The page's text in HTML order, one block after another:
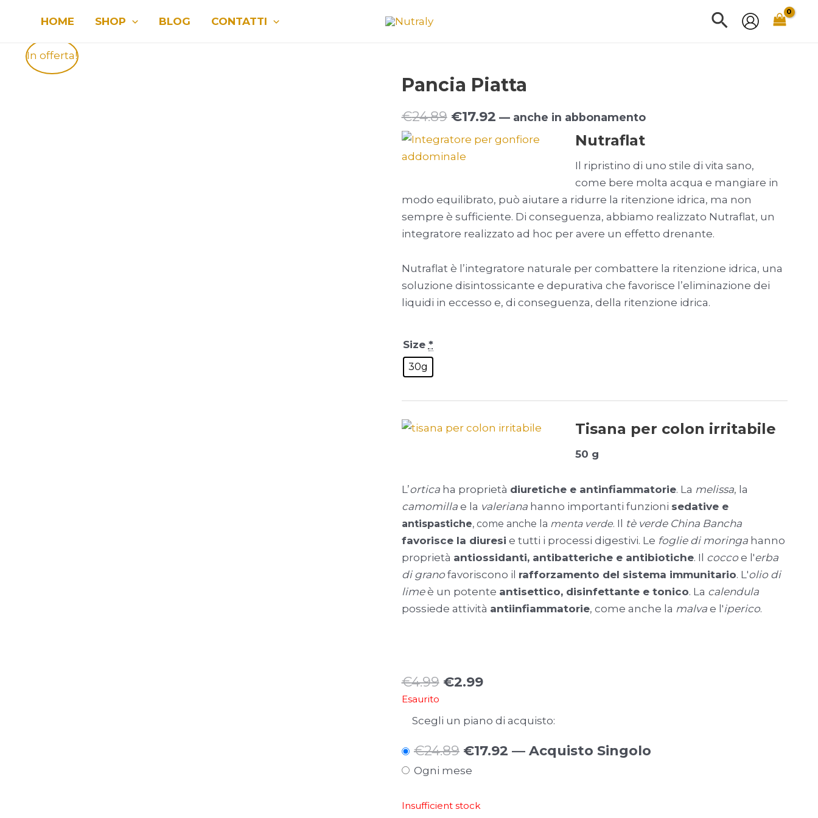
contenuto
HOME SHOP BLOG CONTATTI Cerca
In offerta!
Pancia Piatta
€24.89 Il
prezzo
originale
€24.89.
€17.92Il
prezzo
€17.92.
—anche in abbonamento
Nutraflat
Il ripristino di uno stile di vita sano,
come bere molta acqua e mangiare in
modo equilibrato, può aiutare a ridurre la ritenzione idrica, ma non
sempre è sufficiente. Di conseguenza, abbiamo realizzato Nutraflat, un
integratore realizzato ad hoc per avere un effetto drenante.
Nutraflat è l’integratore naturale per combattere la ritenzione idrica, una
soluzione disintossicante e depurativa che favorisce l’eliminazione dei
liquidi in eccesso e, di conseguenza, della ritenzione idrica.
Size *
30g
Tisana per colon irritabile
50 g
L’orticaha proprietà diuretiche e antinfiammatorie. La melissa, la
camomillae la valerianahanno importanti funzioni sedative e
antispastiche, come anche la menta verde. Il
tè verde China Bancha
favorisce la diuresi e tutti i processi digestivi. Le foglie di moringahanno
proprietà antiossidanti, antibatteriche e antibiotiche. Il coccoe l'erba
di granofavoriscono il rafforzamento del sistema immunitario. L'olio di
limeè un potente antisettico, disinfettante e tonico. La calendula
possiede attività antiinfiammatorie, come anche la malvae l'iperico.
€4.99 Il
originale
era:
€4.99.
€2.99Il
attuale
è:
Esaurito
Scegli un piano di acquisto:
€24.89 Il
prezzo
€17.92Il— Acquisto Singolo
ogni mese
Insufficient stock